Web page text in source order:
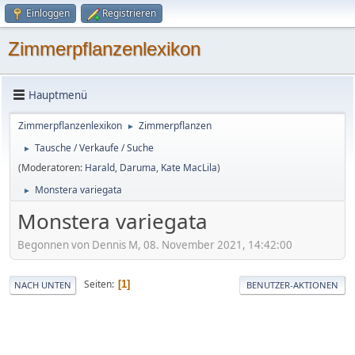
Einloggen Registrieren
Zimmerpflanzenlexikon
Hauptmenü
Zimmerpflanzenlexikon ► Zimmerpflanzen
►
Tausche / Verkaufe / Suche
(Moderatoren: Harald, Daruma, Kate MacLila)
► Monstera variegata
Monstera variegata
Begonnen von Dennis M, 08. November 2021, 14:42:00
NACH UNTEN Seiten 1 BENUTZER-AKTIONEN